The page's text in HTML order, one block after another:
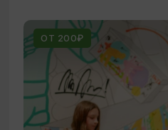
ОТ 200₽